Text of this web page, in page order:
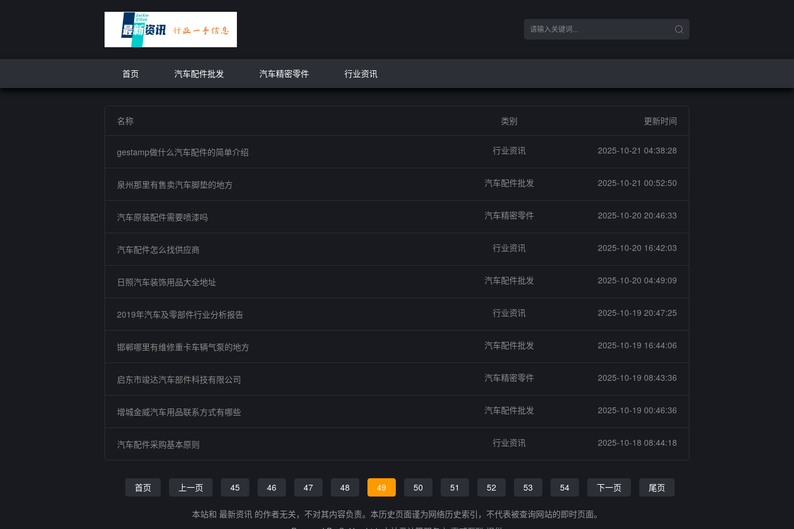
首页 汽车配件批发 汽车精密零件 行业资讯
名称 类别 更新时间
gestamp做什么汽车配件的简单介绍 行业资讯 2025-10-21 04:38:28
泉州那里有售卖汽车脚垫的地方 汽车配件批发 2025-10-21 00:52:50
汽车原装配件需要喷漆吗 汽车精密零件 2025-10-20 20:46:33
汽车配件怎么找供应商 行业资讯 2025-10-20 16:42:03
日照汽车装饰用品大全地址 汽车配件批发 2025-10-20 04:49:09
2019年汽车及零部件行业分析报告 行业资讯 2025-10-19 20:47:25
邯郸哪里有维修重卡车辆气泵的地方 汽车配件批发 2025-10-19 16:44:06
启东市竣达汽车部件科技有限公司 汽车精密零件 2025-10-19 08:43:36
增城金威汽车用品联系方式有哪些 汽车配件批发 2025-10-19 00:46:36
汽车配件采购基本原则 行业资讯 2025-10-18 08:44:18
首页 上一页 45 46 47 48 49 50 51 52 53 54 下一页 尾页
本站和 最新资讯 的作者无关，不对其内容负责。本历史页面谨为网络历史索引，不代表被查询网站的即时页面。